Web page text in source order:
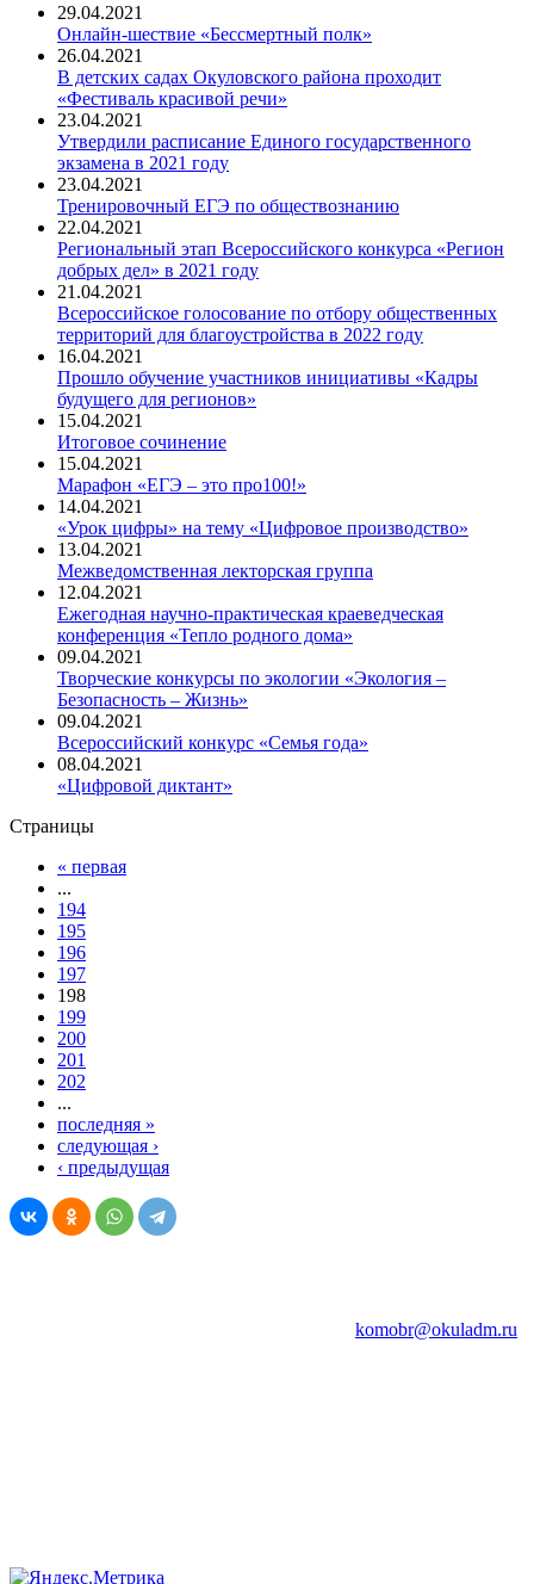
29.04.2021
Онлайн-шествие «Бессмертный полк»
26.04.2021
В детских садах Окуловского района проходит
«Фестиваль красивой речи»
23.04.2021
Утвердили расписание Единого государственного
экзамена в 2021 году
23.04.2021
Тренировочный ЕГЭ по обществознанию
22.04.2021
Региональный этап Всероссийского конкурса «Регион
добрых дел» в 2021 году
21.04.2021
Всероссийское голосование по отбору общественных
территорий для благоустройства в 2022 году
16.04.2021
Прошло обучение участников инициативы «Кадры
будущего для регионов»
15.04.2021
Итоговое сочинение
15.04.2021
Марафон «ЕГЭ – это про100!»
14.04.2021
«Урок цифры» на тему «Цифровое производство»
13.04.2021
Межведомственная лекторская группа
12.04.2021
Ежегодная научно-практическая краеведческая
конференция «Тепло родного дома»
09.04.2021
Творческие конкурсы по экологии «Экология –
Безопасность – Жизнь»
09.04.2021
Всероссийский конкурс «Семья года»
08.04.2021
«Цифровой диктант»
Страницы
« первая
...
194
195
196
197
198
199
200
201
202
...
последняя »
следующая ›
‹ предыдущая
komobr@okuladm.ru